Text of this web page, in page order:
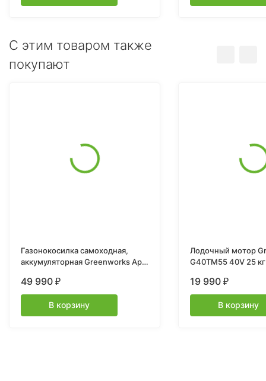
C этим товаром также
покупают
Газонокосилка самоходная,
аккумуляторная Greenworks Арт.
бесщеточная, без АКБ и ЗУ
49 990 ₽
В корзину
Лодочный мотор
G40TM55 40V 25 кг
19 990 ₽
В корзину